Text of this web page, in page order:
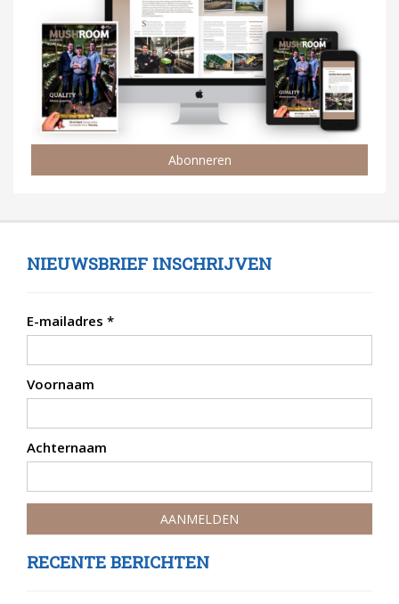
Abonneren
NIEUWSBRIEF INSCHRIJVEN
E-mailadres *
Voornaam
Achternaam
RECENTE BERICHTEN